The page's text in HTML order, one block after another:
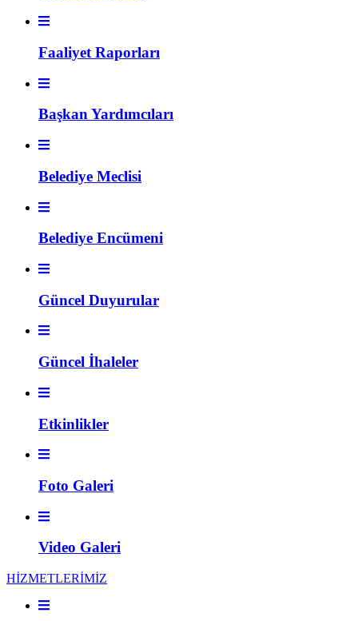
Faaliyet Raporları
Başkan Yardımcıları
Belediye Meclisi
Belediye Encümeni
Güncel Duyurular
Güncel İhaleler
Etkinlikler
Foto Galeri
Video Galeri
HİZMETLERİMİZ